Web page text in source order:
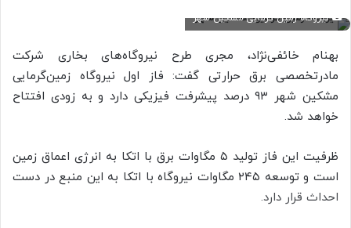
نیروگاه زمین گرمایی مشگین شهر
بهنام خائفی‌نژاد، مجری طرح نیروگاه‌های بخاری شرکت
مادرتخصصی برق حرارتی گفت: فاز اول نیروگاه زمین‌گرمایی
مشکین شهر ۹۳ درصد پیشرفت فیزیکی دارد و به زودی افتتاح
خواهد شد.
ظرفیت این فاز تولید ۵ مگاوات برق با اتکا به انرژی اعماق زمین
است و توسعه ۲۴۵ مگاوات نیروگاه با اتکا به این منبع در دست
احداث قرار دارد.